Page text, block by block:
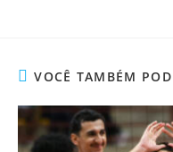
VOCÊ TAMBÉM